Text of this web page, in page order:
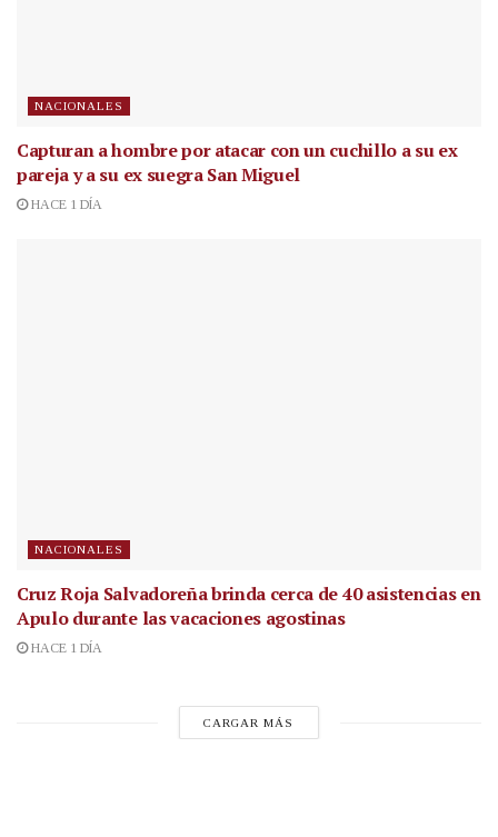
NACIONALES
Capturan a hombre por atacar con un cuchillo a su ex
pareja y a su ex suegra San Miguel
HACE 1 DÍA
NACIONALES
Cruz Roja Salvadoreña brinda cerca de 40 asistencias en
Apulo durante las vacaciones agostinas
HACE 1 DÍA
CARGAR MÁS